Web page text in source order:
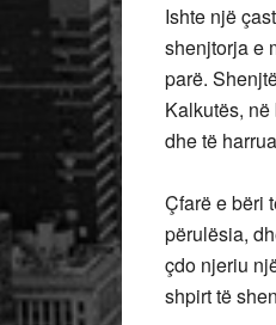
Ishte një
shenjtorja e
parë.
Kalkutës,
dhe të
Çfarë e bëri
përulësia,
çdo njeriu
shpirt të